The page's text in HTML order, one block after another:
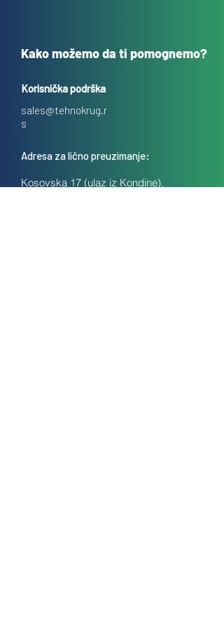
Kako možemo da ti pomognemo?
Korisnička podrška
sales@tehnokrug.r
s
Adresa za lično preuzimanje:
Kosovska 17 (ulaz iz Kondine),